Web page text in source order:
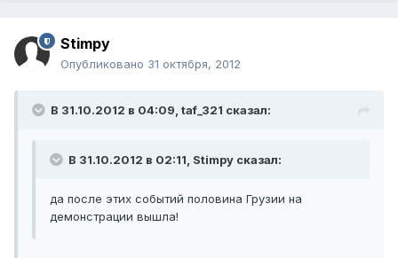
Stimpy
Опубликовано 31 октября, 2012
В 31.10.2012 в 04:09, taf_321 сказал:
В 31.10.2012 в 02:11, Stimpy сказал:
да после этих событий половина Грузии на
демонстрации вышла!